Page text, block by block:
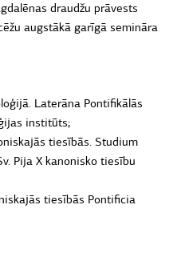
draudžu prāvests
augstākā garīgā semināra
Laterāna Pontifikālās
institūts;
tiesībās. Studium
Pija X kanonisko tiesību
tiesībās Pontificia